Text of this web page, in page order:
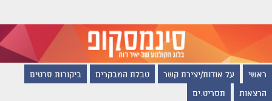
ראשי על אודות/יצירת קשר טבלת המבקרים ביקורות סרטים
הרצאות תסריט.ים